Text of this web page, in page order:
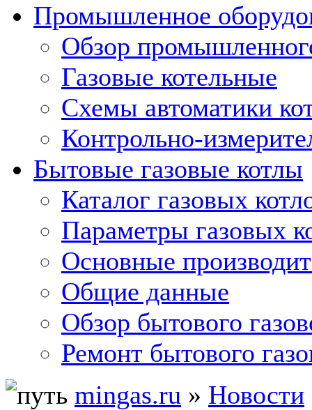
Промышленное
Обзор
Газовые котельные
Схемы автоматики
Контрольно-
Бытовые газовые котлы
Каталог газовых
Параметры газовых
Основные
Общие данные
Обзор бытового
Ремонт бытового
mingas.ru » Новости